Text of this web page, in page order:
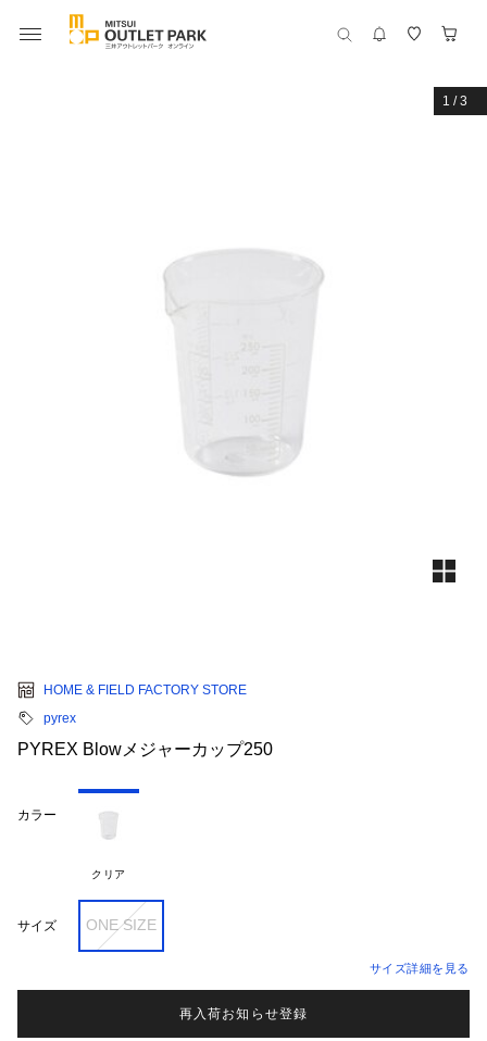
1 /3
HOME & FIELD FACTORY STORE
pyrex
PYREX Blowメジャーカップ250
カラー
クリア
サイズ ONE SIZE
サイズ詳細を見る
再入荷お知らせ登録